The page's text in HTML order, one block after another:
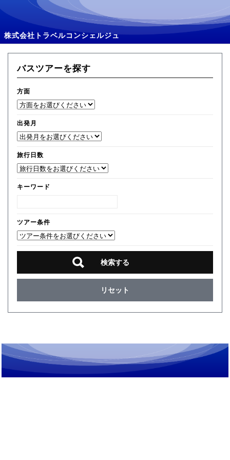
株式会社トラベルコンシェルジュ
バスツアーを探す
方面
出発月
旅行日数
キーワード
ツアー条件